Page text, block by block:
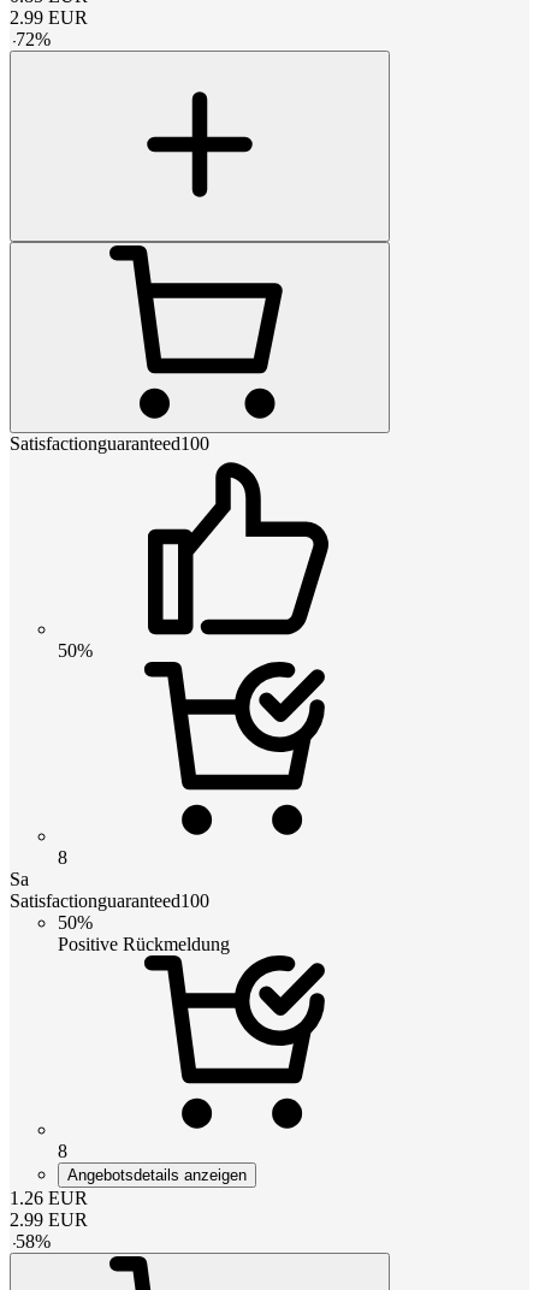
2.99 EUR
-72%
Satisfactionguaranteed100
50%
8
Sa
Satisfactionguaranteed100
50%
Positive Rückmeldung
8
Angebotsdetails anzeigen
1.26 EUR
2.99 EUR
-58%